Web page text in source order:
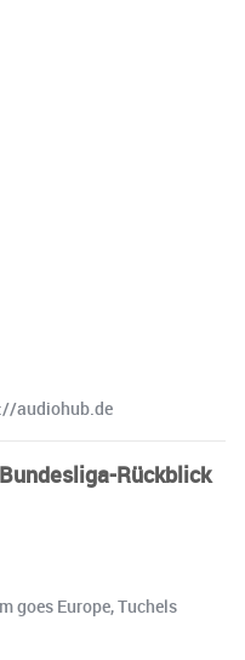
audiohub.de
Rückblick
goes Europe, Tuchels